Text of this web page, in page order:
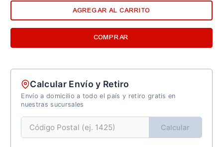
AGREGAR AL CARRITO
COMPRAR
Calcular Envío y Retiro
Envío a domicilio a todo el país y retiro gratis en
nuestras sucursales
Calcular